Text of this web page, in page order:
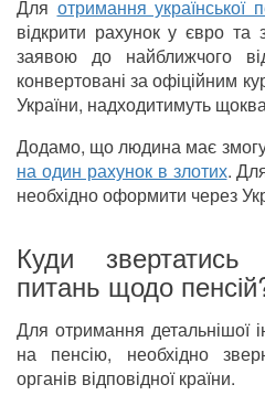
Для отримання української
відкрити рахунок у євро та
заявою до найближчого
конвертовані за офіційним
України, надходитимуть
Додамо, що людина має
на один рахунок в злотих.
необхідно оформити через
Куди звертатись
питань щодо
Для отримання детальнішої
на пенсію, необхідно
органів відповідної країни.